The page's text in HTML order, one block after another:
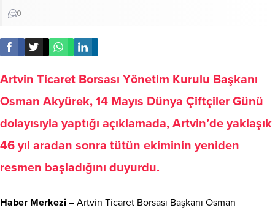
0
Artvin Ticaret Borsası Yönetim Kurulu Başkanı
Osman Akyürek, 14 Mayıs Dünya Çiftçiler Günü
dolayısıyla yaptığı açıklamada, Artvin’de yaklaşık
46 yıl aradan sonra tütün ekiminin yeniden
resmen başladığını duyurdu.
Haber Merkezi – Artvin Ticaret Borsası Başkanı Osman